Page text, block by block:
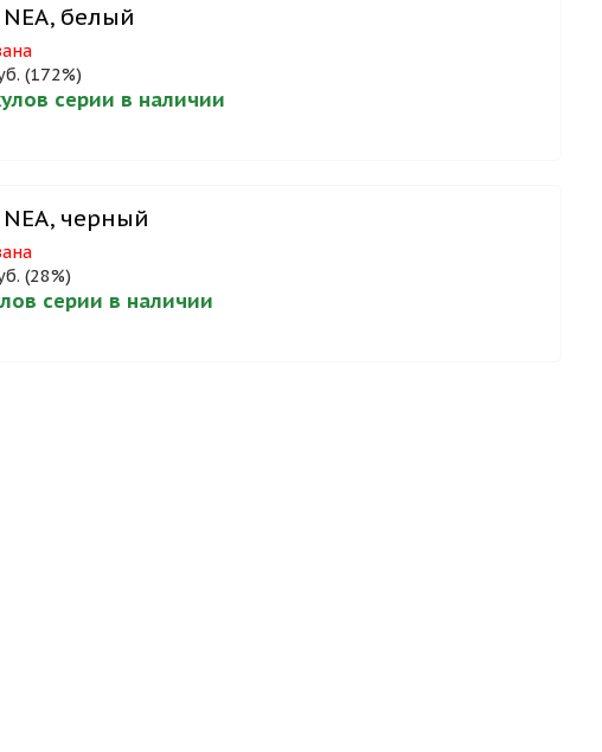
белый
(172%)
серии в наличии
черный
(28%)
серии в наличии